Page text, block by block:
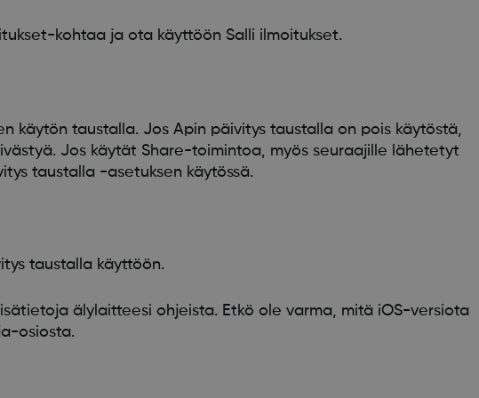
kohtaa ja ota käyttöön Salli ilmoitukset.
käytön taustalla. Jos Apin päivitys taustalla on pois käytöstä,
Jos käytät Share-toimintoa, myös seuraajille lähetetyt
taustalla -asetuksen käytössä.
taustalla käyttöön.
älylaitteesi ohjeista. Etkö ole varma, mitä iOS-versiota
osiosta.